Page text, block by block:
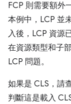
FCP 則需要額外
本例中，LCP 並
入後，LCP 資源
在資源類型和子
LCP 問題。
如果是 CLS，請
判斷這是載入